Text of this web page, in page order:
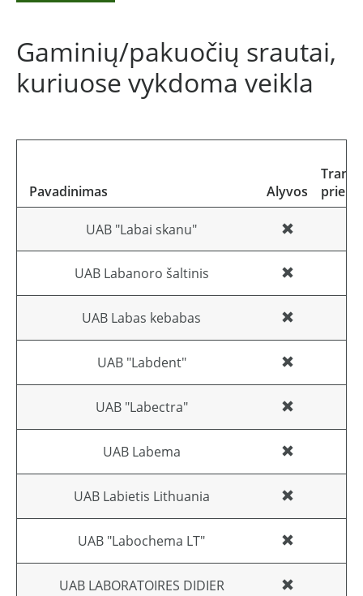
Gaminių/pakuočių srautai,
kuriuose vykdoma veikla
Pavadinimas Alyvos
UAB "Labai skanu"
UAB Labanoro šaltinis
UAB Labas kebabas
UAB "Labdent"
UAB "Labectra"
UAB Labema
UAB Labietis Lithuania
UAB "Labochema LT"
UAB LABORATOIRES DIDIER